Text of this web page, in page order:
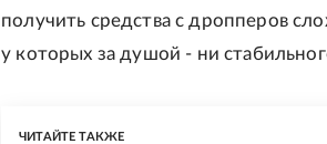
получить средства с дропперов
у которых за душой - ни
ЧИТАЙТЕ ТАКЖЕ